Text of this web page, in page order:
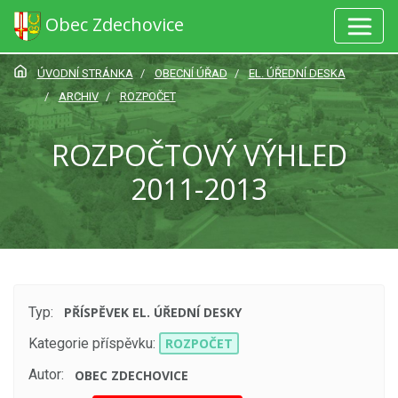
Obec Zdechovice
ÚVODNÍ STRÁNKA OBECNÍ ÚŘAD
EL. ÚŘEDNÍ DESKA
ARCHIV
ROZPOČET
ROZPOČTOVÝ VÝHLED
2011-2013
Typ:
PŘÍSPĚVEK EL. ÚŘEDNÍ DESKY
Kategorie příspěvku:
ROZPOČET
Autor:
OBEC ZDECHOVICE